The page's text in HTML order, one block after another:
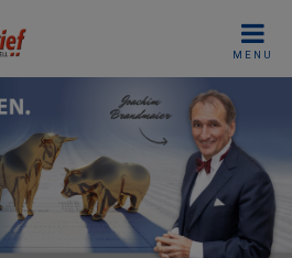
MENU